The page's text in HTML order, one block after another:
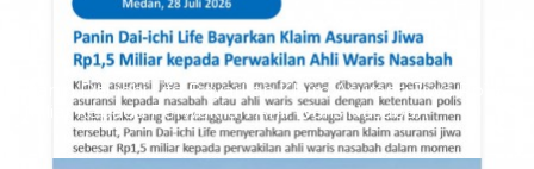
Panin Dai-ichi Life Bayarkan Klaim Asuransi Jiwa Rp1,5
Miliar kepada Perwakilan Ahli Waris Nasabah